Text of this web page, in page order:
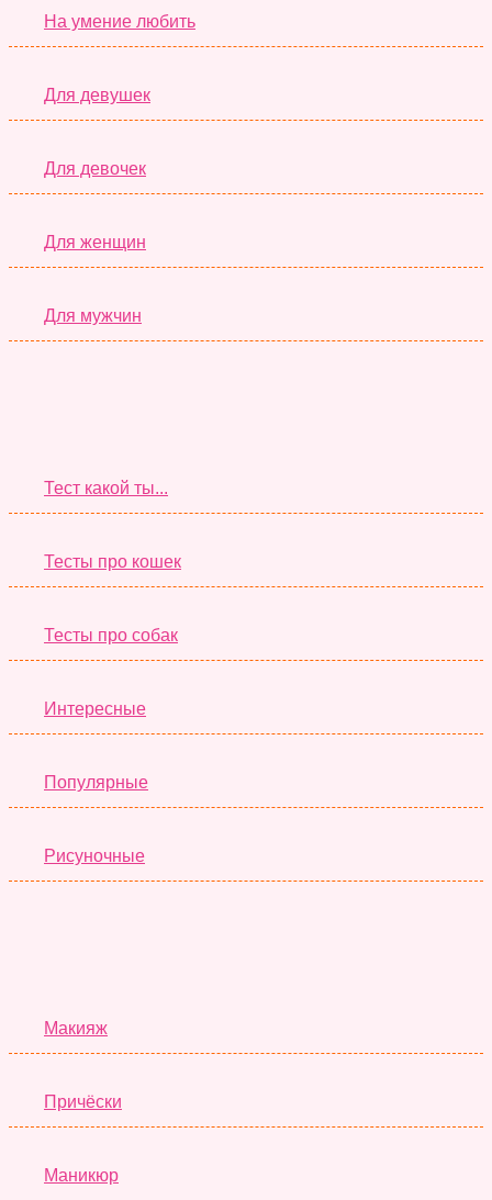
На умение любить
Для девушек
Для девочек
Для женщин
Для мужчин
Тест какой ты...
Тесты про кошек
Тесты про собак
Интересные
Популярные
Рисуночные
Макияж
Причёски
Маникюр